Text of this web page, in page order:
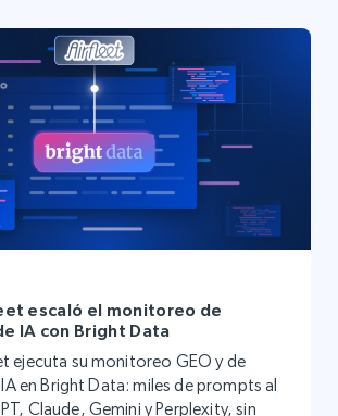
escaló el monitoreo de
IA con Bright Data
ejecuta su monitoreo GEO y de
en Bright Data: miles de prompts al
Claude, Gemini y Perplexity, sin